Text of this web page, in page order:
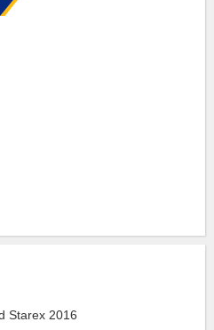
Starex 2016